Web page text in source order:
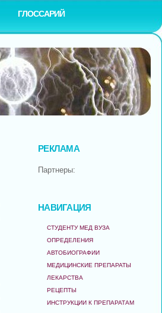
ГЛОССАРИЙ
РЕКЛАМА
Партнеры:
НАВИГАЦИЯ
СТУДЕНТУ МЕД ВУЗА
ОПРЕДЕЛЕНИЯ
АВТОБИОГРАФИИ
МЕДИЦИНСКИЕ ПРЕПАРАТЫ
ЛЕКАРСТВА
РЕЦЕПТЫ
ИНСТРУКЦИИ К ПРЕПАРАТАМ